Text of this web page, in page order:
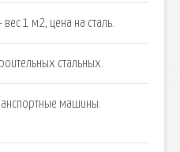
1 м2, цена на сталь.
стальных.
машины.